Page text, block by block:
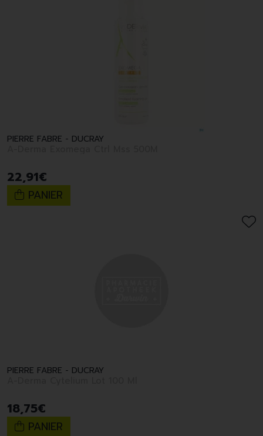
PIERRE FABRE - DUCRAY
22,91€
PANIER
PIERRE FABRE - DUCRAY
18,75€
PANIER